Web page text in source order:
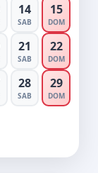
14
SAB
15
DOM
21
SAB
22
DOM
28
SAB
29
DOM